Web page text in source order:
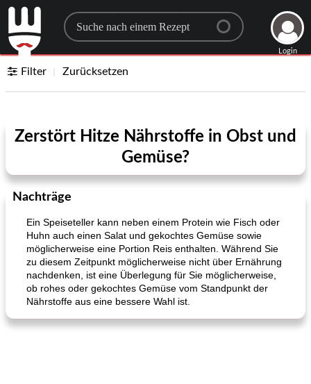
Search for a recipe
Login
Filter Zurücksetzen
Zerstört Hitze Nährstoffe in Obst und
Gemüse?
Nachträge
Ein Speiseteller kann neben einem Protein wie Fisch oder
Huhn auch einen Salat und gekochtes Gemüse sowie
möglicherweise eine Portion Reis enthalten. Während Sie
zu diesem Zeitpunkt möglicherweise nicht über Ernährung
nachdenken, ist eine Überlegung für Sie möglicherweise,
ob rohes oder gekochtes Gemüse vom Standpunkt der
Nährstoffe aus eine bessere Wahl ist.